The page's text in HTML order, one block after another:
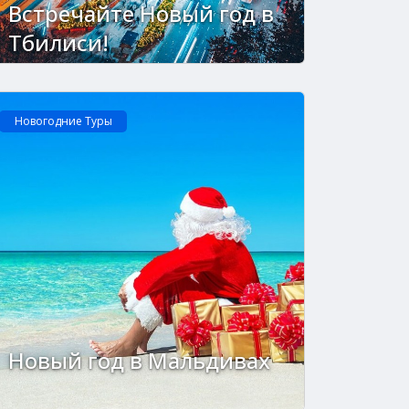
Встречайте Новый год в
Тбилиси!
Новогодние Туры
Новый год в Мальдивах